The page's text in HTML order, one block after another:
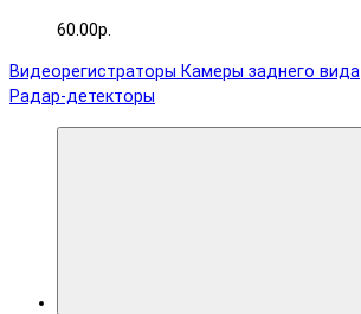
60.00р.
Видеорегистраторы Камеры заднего вида
Радар-детекторы